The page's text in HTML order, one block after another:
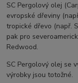
SC Pergolový olej
evropské dřeviny
tropické dřevo (např.
pak pro
Redwood.
SC Pergolový olej se
výrobky jsou totožné.